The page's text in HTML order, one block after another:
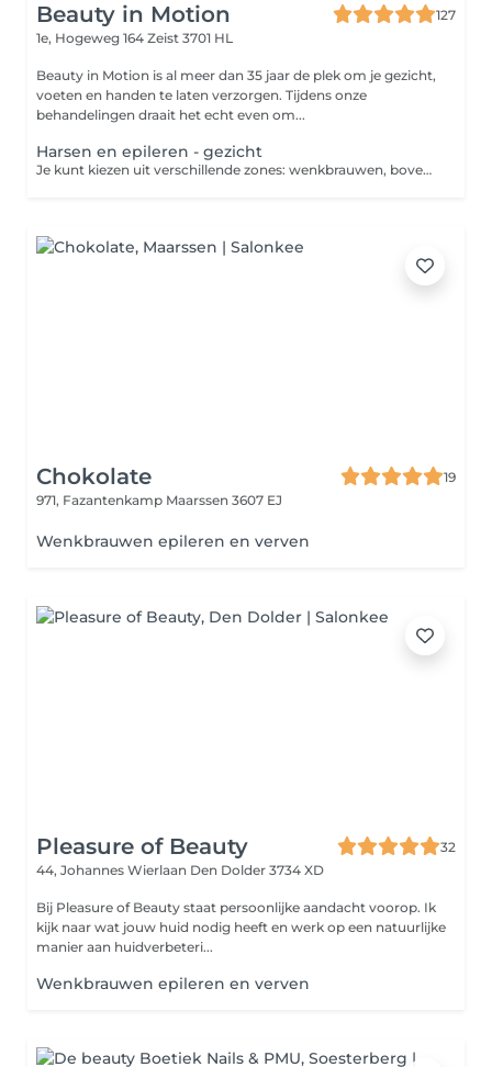
Beauty in Motion
127
1e, Hogeweg 164 Zeist 3701 HL
Beauty in Motion is al meer dan 35 jaar de plek om je gezicht,
voeten en handen te laten verzorgen. Tijdens onze
behandelingen draait het echt even om...
Harsen en epileren - gezicht
Je kunt kiezen uit verschillende zones: wenkbrauwen, bovenlip, kin en kaaklijn. Vermeld in opmerkingen om welke zone of zonder het gaat
Chokolate
19
971, Fazantenkamp Maarssen 3607 EJ
Wenkbrauwen epileren en verven
Pleasure of Beauty
32
44, Johannes Wierlaan Den Dolder 3734 XD
Bij Pleasure of Beauty staat persoonlijke aandacht voorop. Ik
kijk naar wat jouw huid nodig heeft en werk op een natuurlijke
manier aan huidverbeteri...
Wenkbrauwen epileren en verven